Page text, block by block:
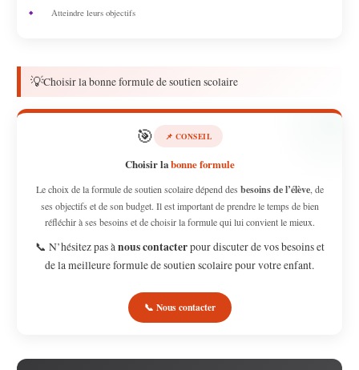
Atteindre leurs objectifs
💡Choisir la bonne formule de soutien scolaire
🎯 📌 CONSEIL
Choisir labonne formule
Le choix de la formule de soutien scolaire dépend des besoins de l’élève, de
ses objectifs et de son budget. Il est important de prendre le temps de bien
réfléchir à ses besoins et de choisir la formule qui lui convient le mieux.
📞 N’hésitez pas ànous contacterpour discuter de vos besoins et
de la meilleure formule de soutien scolaire pour votre enfant.
📞 Nous contacter